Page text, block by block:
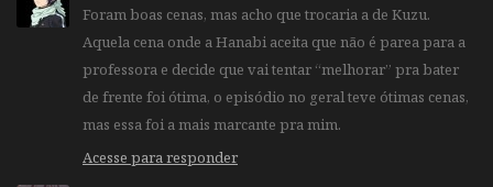
Foram boas cenas, mas acho que trocaria a de Kuzu.
Aquela cena onde a Hanabi aceita que não é parea para a
professora e decide que vai tentar “melhorar” pra bater
de frente foi ótima, o episódio no geral teve ótimas cenas,
mas essa foi a mais marcante pra mim.
Acesse para responder